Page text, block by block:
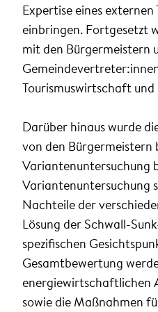
Expertise eines
einbringen. Fortgesetzt
mit den Bürgermeistern
Tourismuswirtschaft und
Darüber hinaus wurde
von den
Variantenuntersuchung
Variantenuntersuchung
Nachteile der
Lösung der Schwall-
spezifischen
Gesamtbewertung
energiewirtschaftlichen
sowie die Maßnahmen